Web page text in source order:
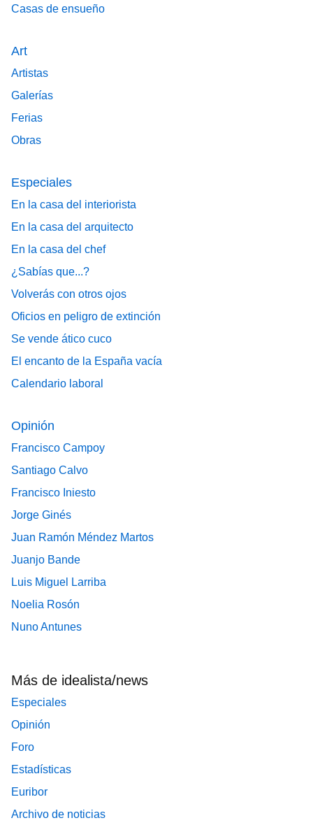
Casas de ensueño
Art
Artistas
Galerías
Ferias
Obras
Especiales
En la casa del interiorista
En la casa del arquitecto
En la casa del chef
¿Sabías que...?
Volverás con otros ojos
Oficios en peligro de extinción
Se vende ático cuco
El encanto de la España vacía
Calendario laboral
Opinión
Francisco Campoy
Santiago Calvo
Francisco Iniesto
Jorge Ginés
Juan Ramón Méndez Martos
Juanjo Bande
Luis Miguel Larriba
Noelia Rosón
Nuno Antunes
Más de idealista/news
Especiales
Opinión
Foro
Estadísticas
Euribor
Archivo de noticias